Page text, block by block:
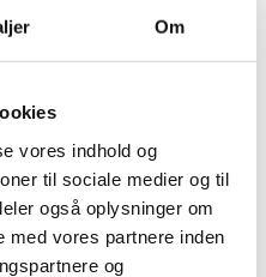
Om
vores indhold og
til sociale medier og til
også oplysninger om
med vores partnere inden
og
prøver. Udvekslingen af
i gruppen.
- hhx, htx og eux
- stx og hf (pdf)